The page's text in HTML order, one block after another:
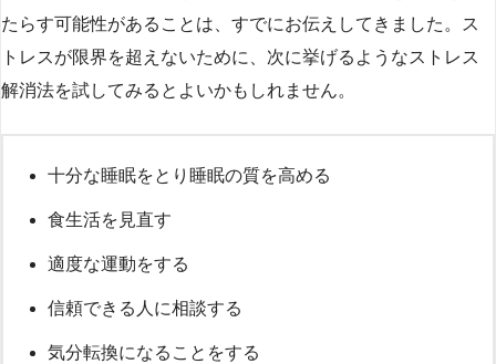
たらす可能性があることは、すでにお伝えしてきました。ス
トレスが限界を超えないために、次に挙げるようなストレス
解消法を試してみるとよいかもしれません。
十分な睡眠をとり睡眠の質を高める
食生活を見直す
適度な運動をする
信頼できる人に相談する
気分転換になることをする